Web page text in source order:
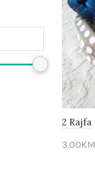
2 Rajfa
3.00KM